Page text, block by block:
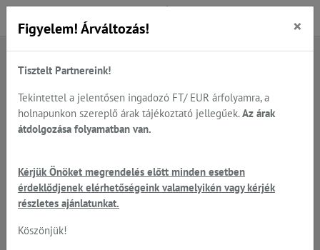
A keresett oldal nem található
Hiba, a keresett oldal nem található!
Figyelem! Árváltozás! ×
Tisztelt Partnereink!
Tekintettel a jelentősen ingadozó FT/ EUR árfolyamra, a
holnapunkon szereplő árak tájékoztató jellegűek. Az árak
átdolgozása folyamatban van.
Kérjük Önöket megrendelés előtt minden esetben
érdeklődjenek elérhetőségeink valamelyikén vagy kérjék
részletes ajánlatunkat.
Köszönjük!